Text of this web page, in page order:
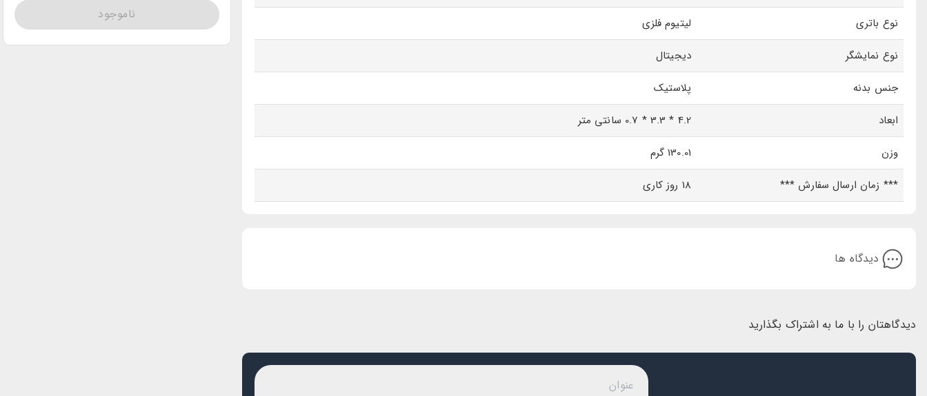
نوع باتری
لیتیوم فلزی
نوع نمایشگر
دیجیتال
جنس بدنه
پلاستیک
ابعاد
4.2 * 3.3 * 0.7 سانتی متر
وزن
130.01 گرم
*** زمان ارسال سفارش ***
18 روز کاری
دیدگاه ها
دیدگاهتان را با ما به اشتراک بگذارید
ناموجود